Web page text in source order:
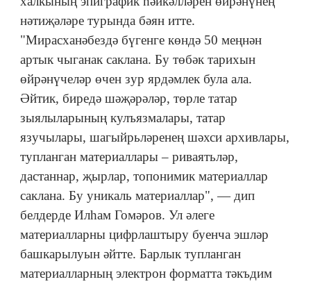
нәтиҗәләре турында бәян итте.
"Мирасханәбездә бүгенге көндә 50 меңнән
артык чыганак саклана. Бу төбәк тарихын
өйрәнүчеләр өчен зур ярдәмлек була ала.
Әйтик, биредә шәҗәрәләр, төрле татар
зыялыларының кулъязмалары, татар
язучылары, шагыйрьләренең шәхси архивлары,
тупланган материаллары – риваятьләр,
дастаннар, җырлар, топонимик материаллар
саклана. Бу уникаль материаллар", — дип
белдерде Илһам Гомәров. Ул әлеге
материалларны цифрлаштыру буенча эшләр
башкарылуын әйтте. Барлык тупланган
материалларның электрон форматта тәкъдим